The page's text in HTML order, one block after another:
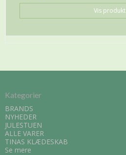
Vis produkt
Kategorier
BRANDS
NYHEDER
JULESTUEN
ALLE VARER
TINAS KLÆDESKAB
Se mere